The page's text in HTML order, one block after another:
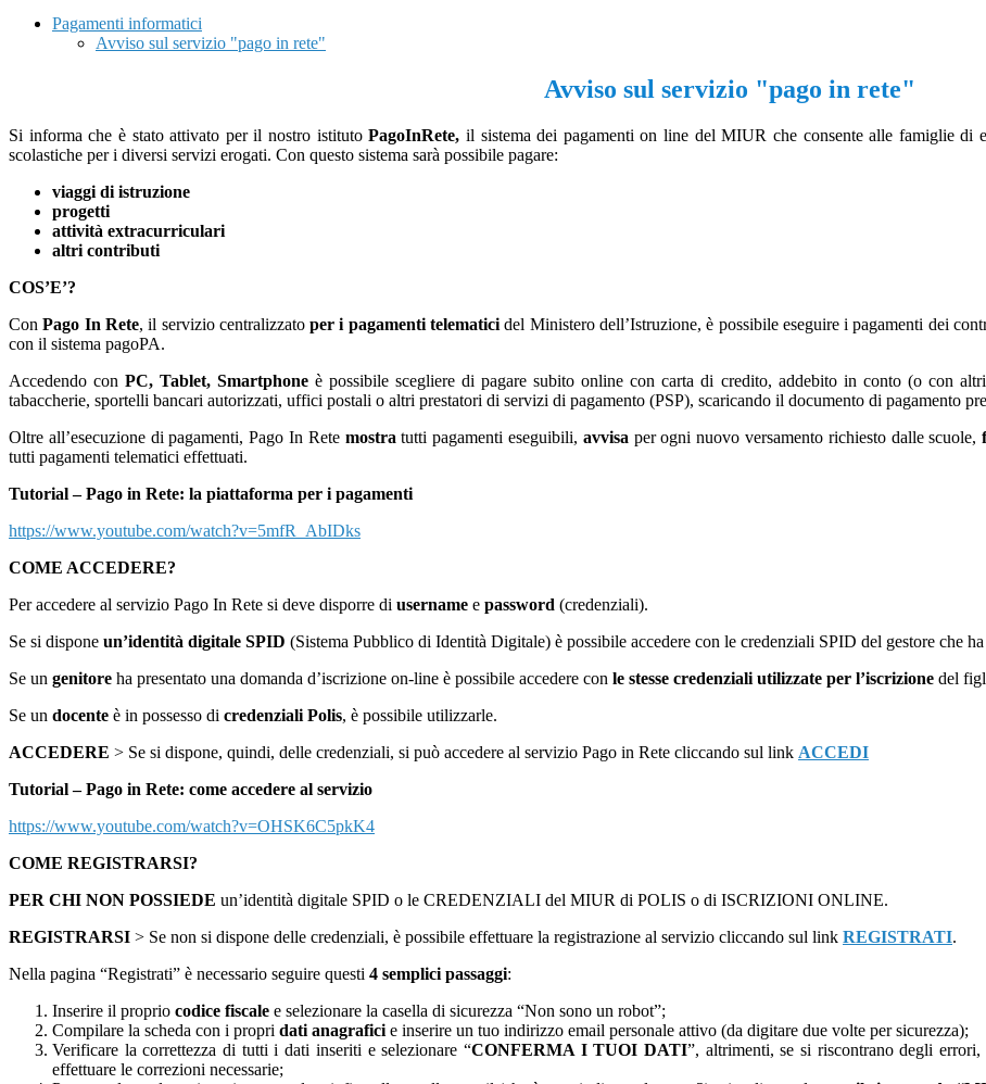
Pagamenti informatici
Avviso sul servizio "pago in rete"
Avviso sul servizio "pago in rete"
Si informa che è stato attivato per il nostro istituto PagoInRete, il sistema dei pagamenti on line del MIUR che consente alle famiglie di
scolastiche per i diversi servizi erogati. Con questo sistema sarà possibile pagare:
viaggi di istruzione
progetti
attività extracurriculari
altri contributi
COS’E’?
ConPago In Rete, il servizio centralizzatoper i pagamenti telematici del Ministero dell’Istruzione, è possibile eseguire i pagamenti dei
con il sistema pagoPA.
Accedendo conPC, Tablet, Smartphone è possibile scegliere di pagare subito online con carta di credito, addebito in conto (o con
tabaccherie, sportelli bancari autorizzati, uffici postali o altri prestatori di servizi di pagamento (PSP), scaricando il documento di pagamento
Oltre all’esecuzione di pagamenti, Pago In Rete mostra tutti pagamenti eseguibili, avvisa per ogni nuovo versamento richiesto dalle scuole,
tutti pagamenti telematici effettuati.
Tutorial – Pago in Rete: la piattaforma per i pagamenti
https://www.youtube.com/watch?v=5mfR_AbIDks
COME ACCEDERE?
Per accedere al servizio Pago In Rete si deve disporre di username e password (credenziali).
Se si dispone un’identità digitale SPID (Sistema Pubblico di Identità Digitale) è possibile accedere con le credenziali SPID del gestore che
Se un genitore ha presentato una domanda d’iscrizione on-line è possibile accedere con le stesse credenziali utilizzate per l’iscrizione del
Se un docente è in possesso di credenziali Polis, è possibile utilizzarle.
ACCEDERE > Se si dispone, quindi, delle credenziali, si può accedere al servizio Pago in Rete cliccando sul link ACCEDI
Tutorial – Pago in Rete: come accedere al servizio
https://www.youtube.com/watch?v=OHSK6C5pkK4
COME REGISTRARSI?
PER CHI NON POSSIEDE un’identità digitale SPID o le CREDENZIALI del MIUR di POLIS o di ISCRIZIONI ONLINE.
REGISTRARSI > Se non si dispone delle credenziali, è possibile effettuare la registrazione al servizio cliccando sul link REGISTRATI.
Nella pagina “Registrati” è necessario seguire questi 4 semplici passaggi:
Inserire il proprio codice fiscale e selezionare la casella di sicurezza “Non sono un robot”;
Compilare la scheda con i propri dati anagrafici e inserire un tuo indirizzo email personale attivo (da digitare due volte per sicurezza);
Verificare la correttezza di tutti i dati inseriti e selezionare “CONFERMA I TUOI DATI”, altrimenti, se si riscontrano degli
effettuare le correzioni necessarie;